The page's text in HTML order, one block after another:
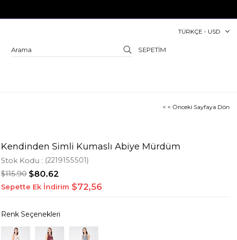
TÜRKÇE - USD
SEPETIM
< < Önceki Sayfaya Dön
Kendinden Simli Kumaslı Abiye Mürdüm
Stok Kodu (2219155501)
$115.90 $80.62
Sepette Ek İndirim $72,56